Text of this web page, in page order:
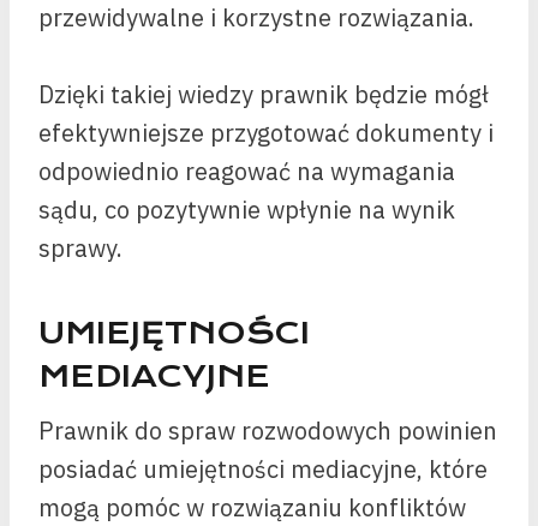
przewidywalne i korzystne rozwiązania.
Dzięki takiej wiedzy prawnik będzie mógł
efektywniejsze przygotować dokumenty i
odpowiednio reagować na wymagania
sądu, co pozytywnie wpłynie na wynik
sprawy.
UMIEJĘTNOŚCI
MEDIACYJNE
Prawnik do spraw rozwodowych powinien
posiadać umiejętności mediacyjne, które
mogą pomóc w rozwiązaniu konfliktów